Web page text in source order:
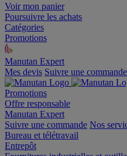
Voir mon panier
Poursuivre les achats
Catégories
Promotions
Manutan Expert
offre reconditionnée
Mes devis Suivre une commande
Promotions
Offre responsable
Manutan Expert
Suivre une commande
Bureau et télétravail